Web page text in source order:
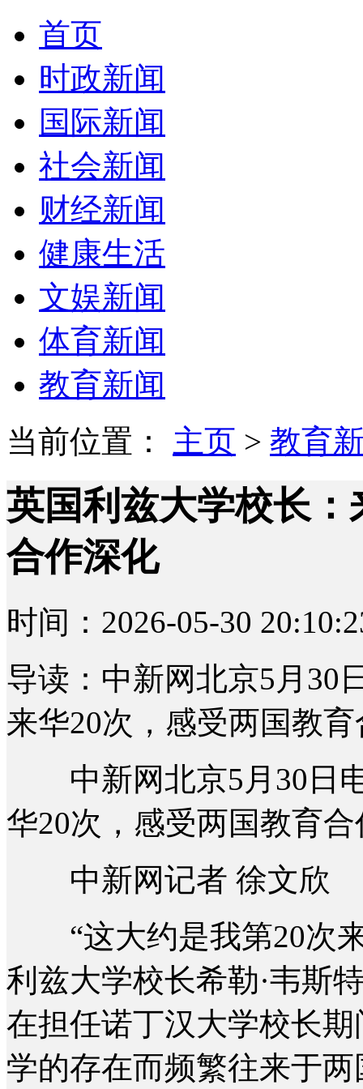
首页
时政新闻
国际新闻
社会新闻
财经新闻
健康生活
文娱新闻
体育新闻
教育新闻
当前位置： 主页 > 教育
英国利兹大学校长
合作深化
时间：2026-05-30
导读：中新网北京5月30
来华20次，感受两国教
中新网北京5月30日电
华20次，感受两国教育
中新网记者 徐文欣
“这大约是我第20次来
利兹大学校长希勒·韦斯
在担任诺丁汉大学校长
学的存在而频繁往来于